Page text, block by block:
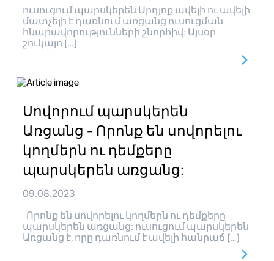
ուսուցում պարսկերեն Արդյոք ավելի ու ավելի
մատչելի է դառնում առցանց ուսուցման
հնարավորությունների շնորհիվ: Այսօր
շուկայո […]
Սովորում պարսկերեն
Առցանց - Որոնք են սովորելու
կողմերն ու դեմքերը
պարսկերեն առցանց:
09.08.2023
Որոնք են սովորելու կողմերն ու դեմքերը
պարսկերեն առցանց: ուսուցում պարսկերեն
Առցանց է, որը դառնում է ավելի հանրաճ […]